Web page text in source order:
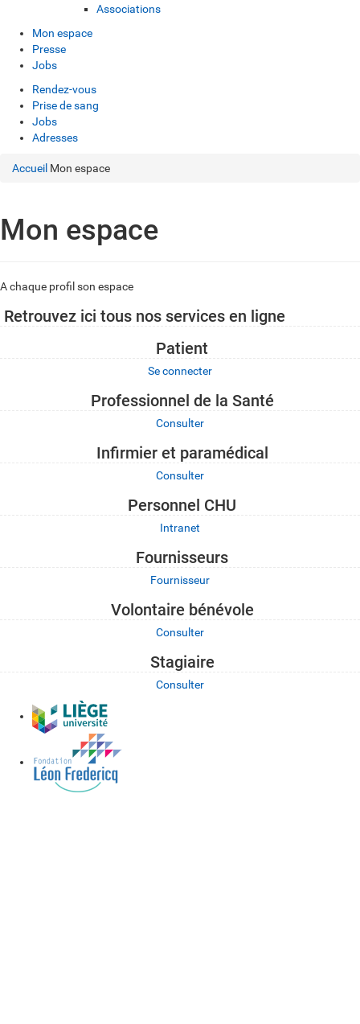
Associations
Mon espace
Presse
Jobs
Rendez-vous
Prise de sang
Jobs
Adresses
Accueil Mon espace
Mon espace
A chaque profil son espace
Retrouvez ici tous nos services en ligne
Patient
Se connecter
Professionnel de la Santé
Consulter
Infirmier et paramédical
Consulter
Personnel CHU
Intranet
Fournisseurs
Fournisseur
Volontaire bénévole
Consulter
Stagiaire
Consulter